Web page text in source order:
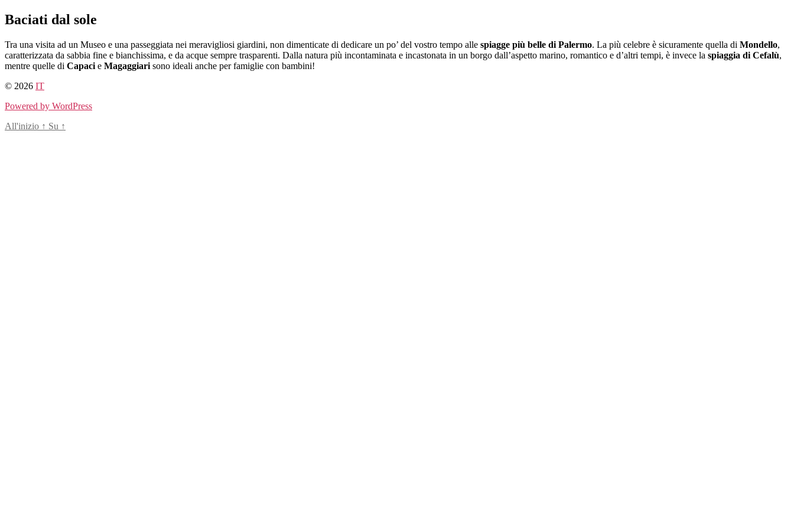
Salta
al
Baciati dal sole
Tra una visita ad un Museo e una passeggiata nei meravigliosi giardini, non dimenticate di dedicare un po’ del vostro tempo alle spiagge più belle di Palermo. La più celebre è sicuramente quella di Mondello,
caratterizzata da sabbia fine e bianchissima, e da acque sempre trasparenti. Dalla natura più incontaminata e incastonata in un borgo dall’aspetto marino, romantico e d’altri tempi, è invece la spiaggia di Cefalù,
mentre quelle di Capaci e Magaggiari sono ideali anche per famiglie con bambini!
© 2026 IT
Powered by WordPress
All'inizio ↑ Su ↑